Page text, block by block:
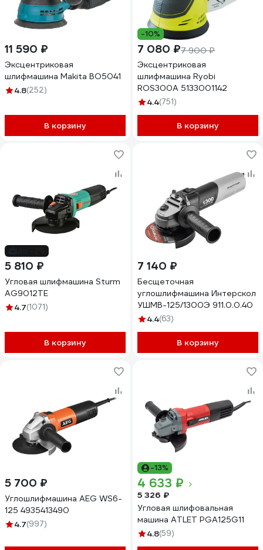
11 590 ₽
Эксцентриковая
шлифмашина Makita BO5041
4.8(252)
В корзину
-10%
7 080 ₽7 900 ₽
Эксцентриковая
шлифмашина Ryobi
ROS300A 5133001142
4.4(751)
В корзину
5 810 ₽
Угловая шлифмашина Sturm
AG9012TE
4.7(1071)
В корзину
7 140 ₽
Бесщеточная
углошлифмашина Интерскол
УШМВ-125/1300Э 911.0.0.40
4.4(63)
В корзину
5 700 ₽
Углошлифмашина AEG WS6-
125 4935413490
4.7(997)
-13%
4 633 ₽
5 326 ₽
Угловая шлифовальная
машина ATLET PGA125G11
4.8(59)